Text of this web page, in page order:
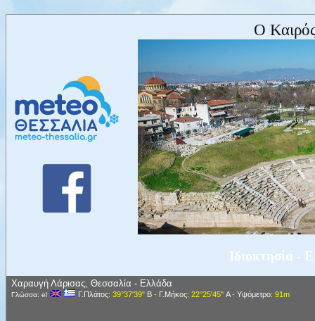
Ο
Ιδιοκτησία -
Χαραυγή Λάρισας, Θεσσαλία - Ελλάδα
Γλώσσα: el Γ.Πλάτος: 39°37'39" Β- Γ.Μήκος: 22°25'45" Α- Υψόμετρο: 91m